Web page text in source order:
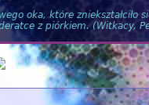
oka, które zniekształciło
z piórkiem. (Witkacy,